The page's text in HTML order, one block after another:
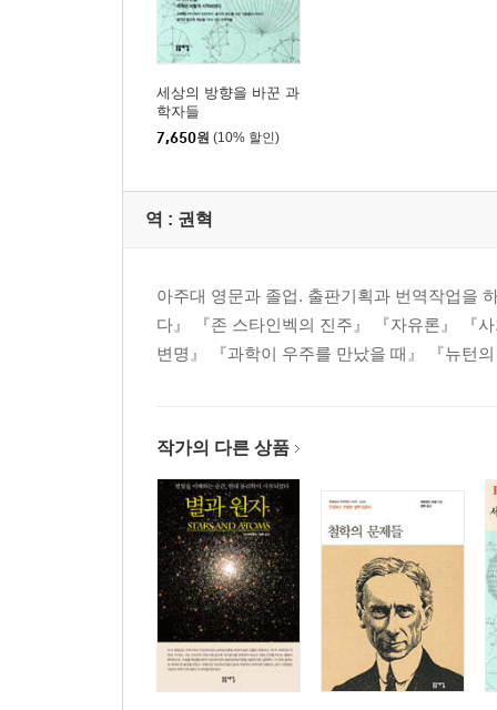
세상의 방향을 바꾼 과
학자들
7,650원 (10% 할인)
역 : 권혁
아주대 영문과 졸업. 출판기획과 번역작업을
다』 『존 스타인벡의 진주』 『자유론』 『
변명』 『과학이 우주를 만났을 때』 『뉴턴
작가의 다른 상품